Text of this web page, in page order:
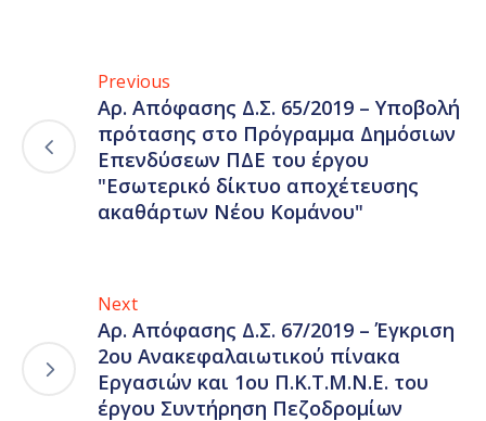
Previous
Αρ. Απόφασης Δ.Σ. 65/2019 – Υποβολή
πρότασης στο Πρόγραμμα Δημόσιων
Επενδύσεων ΠΔΕ του έργου
"Εσωτερικό δίκτυο αποχέτευσης
ακαθάρτων Νέου Κομάνου"
Next
Αρ. Απόφασης Δ.Σ. 67/2019 – Έγκριση
2ου Ανακεφαλαιωτικού πίνακα
Εργασιών και 1ου Π.Κ.Τ.Μ.Ν.Ε. του
έργου Συντήρηση Πεζοδρομίων